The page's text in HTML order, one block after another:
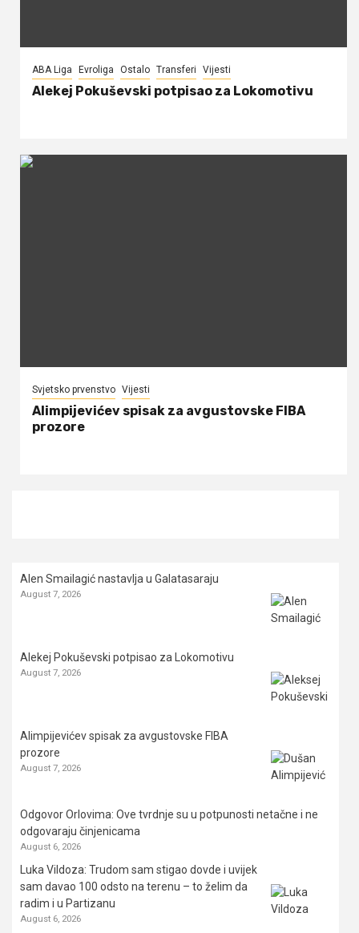
ABA Liga Evroliga Ostalo Transferi Vijesti
Alekej Pokuševski potpisao za Lokomotivu
Svjetsko prvenstvo Vijesti
Alimpijevićev spisak za avgustovske FIBA
prozore
Alen Smailagić nastavlja u Galatasaraju
August 7, 2026
Alekej Pokuševski potpisao za Lokomotivu
August 7, 2026
Alimpijevićev spisak za avgustovske FIBA
prozore
August 7, 2026
Odgovor Orlovima: ​Ove tvrdnje su u potpunosti netačne i ne
odgovaraju činjenicama
August 6, 2026
Luka Vildoza: Trudom sam stigao dovde i uvijek
sam davao 100 odsto na terenu – to želim da
radim i u Partizanu
August 6, 2026